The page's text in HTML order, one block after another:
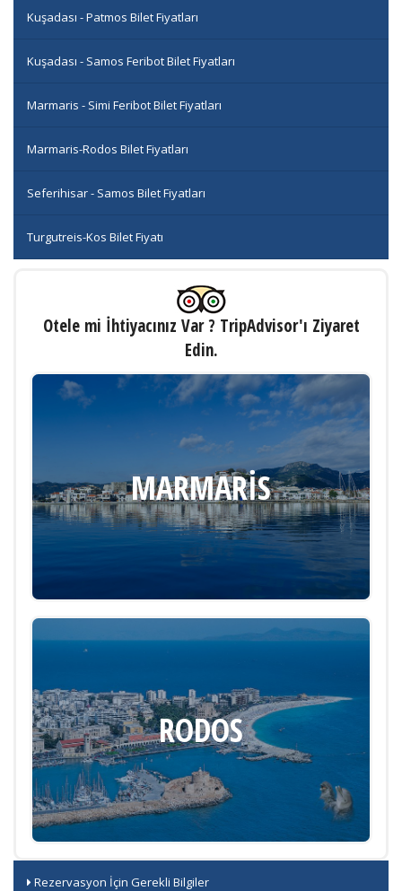
Kuşadası - Patmos Bilet Fiyatları
Kuşadası - Samos Feribot Bilet Fiyatları
Marmaris - Simi Feribot Bilet Fiyatları
Marmaris-Rodos Bilet Fiyatları
Seferihisar - Samos Bilet Fiyatları
Turgutreis-Kos Bilet Fiyatı
Otele mi İhtiyacınız Var ? TripAdvisor'ı Ziyaret
Edin.
MARMARIS
RODOS
Rezervasyon İçin Gerekli Bilgiler